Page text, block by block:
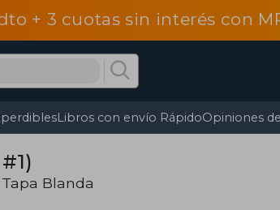
+ 3 cuotas sin interés con
Libros con envío RápidoOpiniones
Tapa Blanda